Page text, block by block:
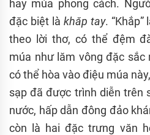
hay múa phong cách.
đặc biệt là khăp tay.
theo lời thơ, có thể đệm
múa như lăm vông đặc sắc
có thể hòa vào điệu múa
sạp đã được trình diễn trên
nước, hấp dẫn đông đảo
còn là hai đặc trưng văn